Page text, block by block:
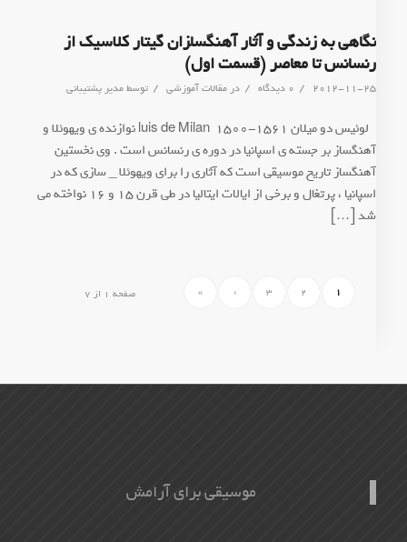
نگاهی به زندگی و آثار آهنگسا‍زان گیتار کلاسیک از
رنسانس تا معاصر (قسمت اول)
2012-11-25
/ 0 دیدگاه / در مقالات آموزشی / توسطمدیر پشتیبانی
* لوئیس دو میلان luis de Milan 1500-1561 نوازنده ی ویهوئلا و
آهنگساز بر جسته ی اسپانیا در دوره ی رنسانس است . وی نخستین
آهنگساز تاریخ موسیقی است که آثاری را برای ویهوئلا _ سازی که در
اسپانیا ، پرتغال و برخی از ایالات ایتالیا در طی قرن 15 و 16 نواخته می
شد […]
صفحه 1 از 7 1
2
3
›
»
موسیقی برای آرامش